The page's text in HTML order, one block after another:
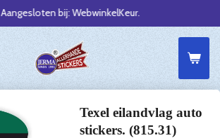
Aangesloten bij: WebwinkelKeur.
Texel eilandvlag auto
stickers. (815.31)